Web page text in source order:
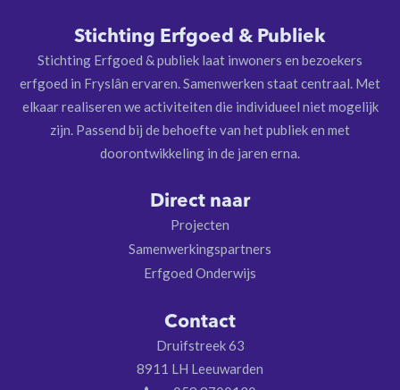
Stichting Erfgoed & Publiek
Stichting Erfgoed & publiek laat inwoners en bezoekers
erfgoed in Fryslân ervaren. Samenwerken staat centraal. Met
elkaar realiseren we activiteiten die individueel niet mogelijk
zijn. Passend bij de behoefte van het publiek en met
doorontwikkeling in de jaren erna.
Direct naar
Projecten
Samenwerkingspartners
Erfgoed Onderwijs
Contact
Druifstreek 63
8911 LH Leeuwarden